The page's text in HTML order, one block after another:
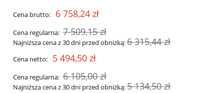
Cena brutto: 6 758,24 zł
Cena regularna: 7 509,15 zł
Najniższa cena z 30 dni przed obniżką:6 315,44 zł
Cena netto: 5 494,50 zł
Cena regularna: 6 105,00 zł
Najniższa cena z 30 dni przed obniżką:5 134,50 zł